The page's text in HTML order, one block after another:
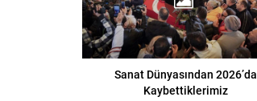
Sanat Dünyasından 2026’da
Kaybettiklerimiz